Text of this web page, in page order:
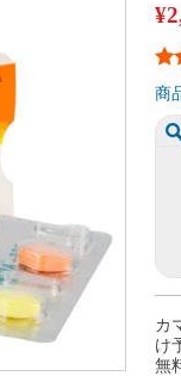
¥
商
カ
け
無